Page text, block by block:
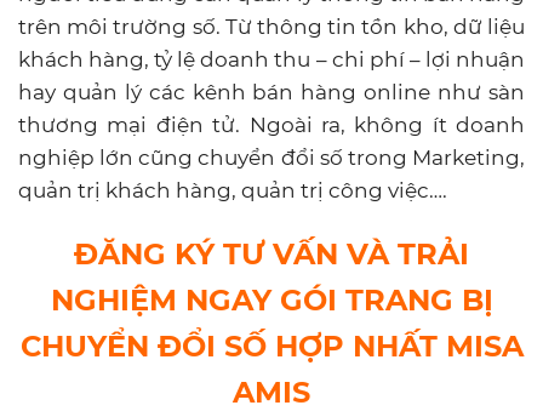
trên môi trường số. Từ thông tin tồn kho, dữ liệu
khách hàng, tỷ lệ doanh thu – chi phí – lợi nhuận
hay quản lý các kênh bán hàng online như sàn
thương mại điện tử. Ngoài ra, không ít doanh
nghiệp lớn cũng chuyển đổi số trong Marketing,
quản trị khách hàng, quản trị công việc….
ĐĂNG KÝ TƯ VẤN VÀ TRẢI
NGHIỆM NGAY GÓI TRANG BỊ
CHUYỂN ĐỔI SỐ HỢP NHẤT MISA
AMIS